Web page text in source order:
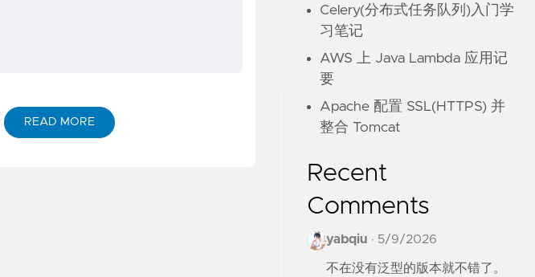
READ MORE
Celery(分布式任务队列)入门学
习笔记
AWS 上 Java Lambda 应用记
要
Apache 配置 SSL(HTTPS) 并
整合 Tomcat
Recent
Comments
yabqiu · 5/9/2026
不在没有泛型的版本就不错了。